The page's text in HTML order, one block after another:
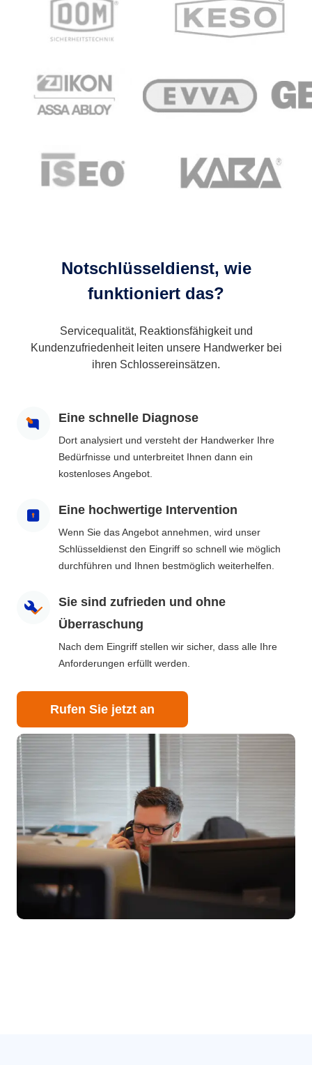
Notschlüsseldienst, wie
funktioniert das?
Servicequalität, Reaktionsfähigkeit und
Kundenzufriedenheit leiten unsere Handwerker bei
ihren Schlossereinsätzen.
Eine schnelle Diagnose
Dort analysiert und versteht der Handwerker Ihre
Bedürfnisse und unterbreitet Ihnen dann ein
kostenloses Angebot.
Eine hochwertige Intervention
Wenn Sie das Angebot annehmen, wird unser
Schlüsseldienst den Eingriff so schnell wie möglich
durchführen und Ihnen bestmöglich weiterhelfen.
Sie sind zufrieden und ohne
Überraschung
Nach dem Eingriff stellen wir sicher, dass alle Ihre
Anforderungen erfüllt werden.
Rufen Sie jetzt an